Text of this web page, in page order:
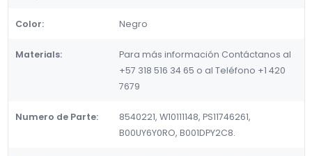
Color: Negro
Materials:
Para más información Contáctanos al
+57 318 516 34 65 o al Teléfono +1 420
7679
Numero de Parte:
8540221, W10111148, PS11746261,
B00UY6Y0RO, B001DPY2C8.